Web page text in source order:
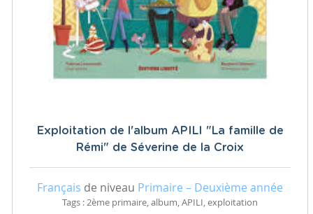
Exploitation de l'album APILI "La famille de
Rémi" de Séverine de la Croix
Français de niveau Primaire – Deuxième année
Tags : 2ème primaire, album, APILI, exploitation